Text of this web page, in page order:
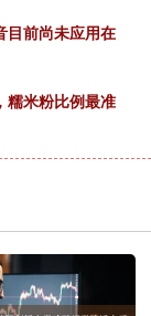
目前尚未应用在
糯米粉比例最准